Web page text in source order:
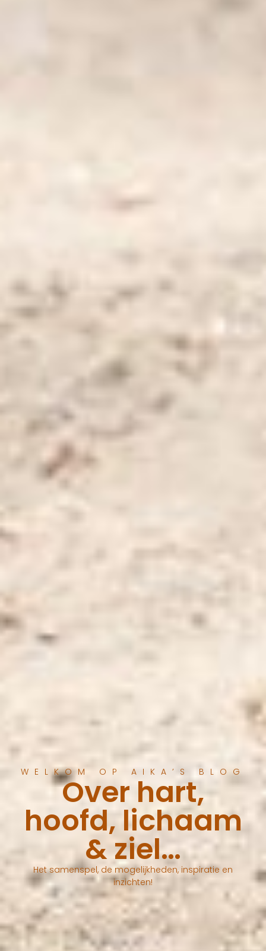
WELKOM OP AIKA’S BLOG
Over hart,
hoofd, lichaam
& ziel…
Het samenspel, de mogelijkheden, inspiratie en
inzichten!